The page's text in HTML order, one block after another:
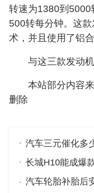
转速为1380到5000
500转每分钟。这
术，并且使用了铝
与这三款发动
本站部分内容
删除
长城H10能成爆